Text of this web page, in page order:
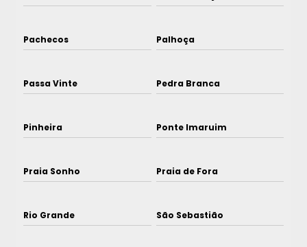
Pachecos Palhoça
Passa Vinte Pedra Branca
Pinheira Ponte Imaruim
Praia Sonho Praia de Fora
Rio Grande São Sebastião